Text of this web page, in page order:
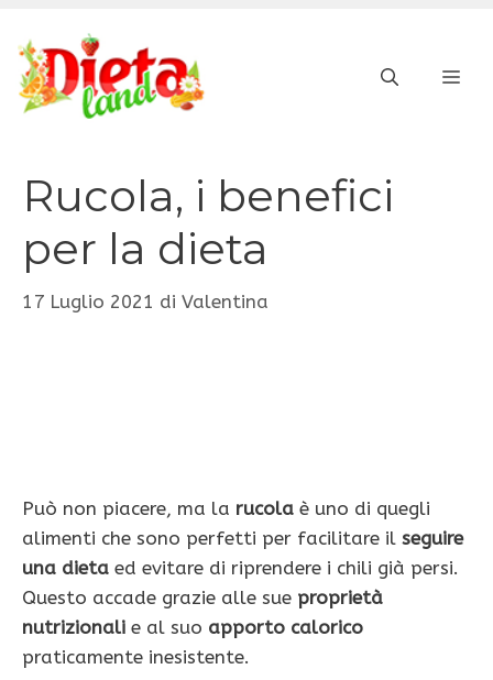
contenuto
Rucola, i benefici
per la dieta
17 Luglio 2021 di Valentina
Può non piacere, ma la rucola è uno di quegli
alimenti che sono perfetti per facilitare il seguire
una dieta ed evitare di riprendere i chili già persi.
Questo accade grazie alle sue proprietà
nutrizionali e al suo apporto calorico
praticamente inesistente.